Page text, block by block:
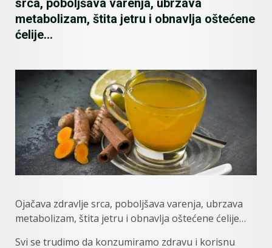
srca, poboljšava varenja, ubrzava
metabolizam, štita jetru i obnavlja oštećene
ćelije…
Ojačava zdravlje srca, poboljšava varenja, ubrzava
metabolizam, štita jetru i obnavlja oštećene ćelije…
Svi se trudimo da konzumiramo zdravu i korisnu